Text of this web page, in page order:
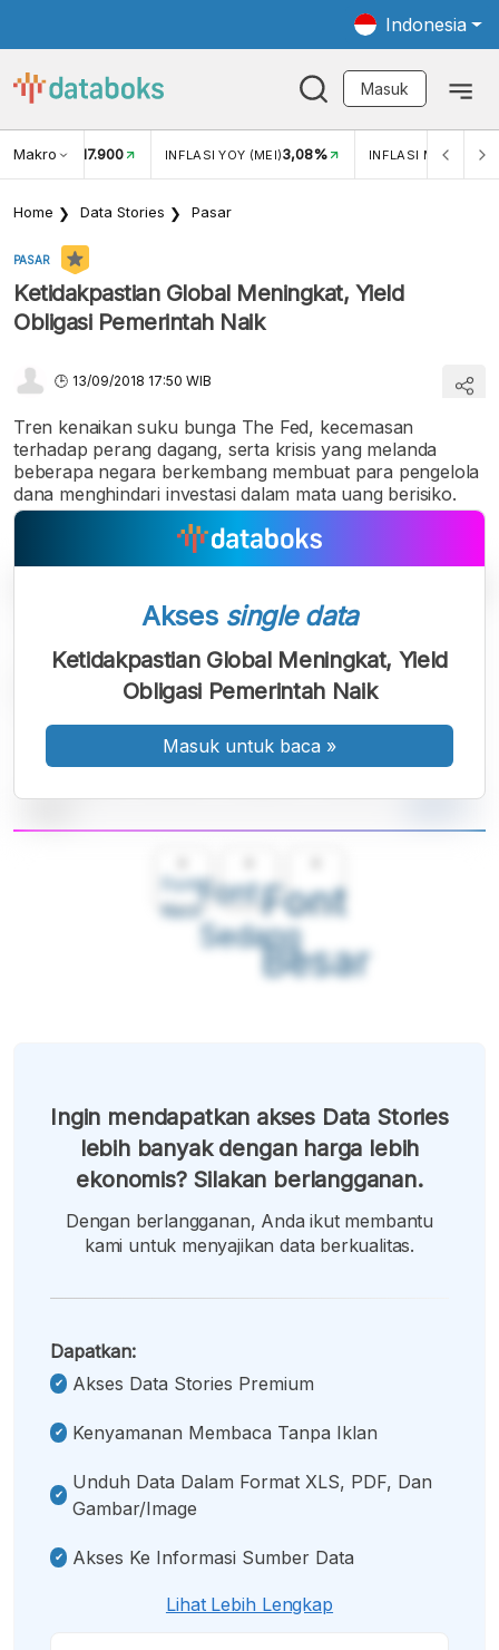
Indonesia
Masuk
Makro
USD/IDR 17.900 INFLASI YOY (MEI)3,08% INFLASI MOM (MEI)
Home Data Stories Pasar
PASAR
Ketidakpastian Global Meningkat, Yield
Obligasi Pemerintah Naik
13/09/2018 17:50 WIB
Tren kenaikan suku bunga The Fed, kecemasan
terhadap perang dagang, serta krisis yang melanda
beberapa negara berkembang membuat para pengelola
dana menghindari investasi dalam mata uang berisiko.
Font
Kecil
Font
Sedang
Font
Besar
Akses single data
Ketidakpastian Global Meningkat, Yield
Obligasi Pemerintah Naik
Masuk untuk baca »
Ingin mendapatkan akses Data Stories
lebih banyak dengan harga lebih
ekonomis? Silakan berlangganan.
Dengan berlangganan, Anda ikut membantu
kami untuk menyajikan data berkualitas.
Dapatkan:
Akses Data Stories Premium
Kenyamanan Membaca Tanpa Iklan
Unduh Data Dalam Format XLS, PDF, Dan
Gambar/image
Akses Ke Informasi Sumber Data
Lihat Lebih Lengkap